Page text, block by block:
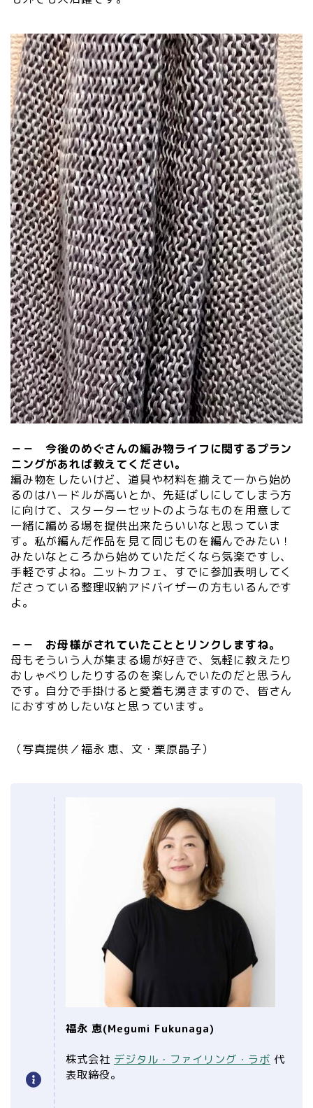
－－ 今後のめぐさんの編み物ライフに関するプラン
ニングがあれば教えてください。
編み物をしたいけど、道具や材料を揃えて一から始め
るのはハードルが高いとか、先延ばしにしてしまう方
に向けて、スターターセットのようなものを用意して
一緒に編める場を提供出来たらいいなと思っていま
す。私が編んだ作品を見て同じものを編んでみたい！
みたいなところから始めていただくなら気楽ですし、
手軽ですよね。二ットカフェ、すでに参加表明してく
ださっている整理収納アドバイザーの方もいるんです
よ。
－－ お母様がされていたこととリンクしますね。
母もそういう人が集まる場が好きで、気軽に教えたり
おしゃべりしたりするのを楽しんでいたのだと思うん
です。自分で手掛けると愛着も湧きますので、皆さん
におすすめしたいなと思っています。
（写真提供／福永 恵、文・栗原晶子）
福永 恵(Megumi Fukunaga)
株式会社 デジタル・ファイリング・ラボ 代
表取締役。